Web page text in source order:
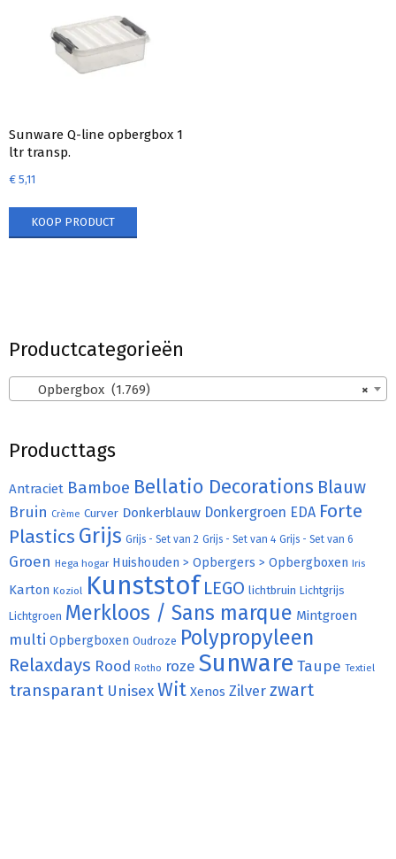
Sunware Q-line opbergbox 1
ltr transp.
€ 5,11
KOOP PRODUCT
Productcategorieën
×
Opbergbox (1.769)
Producttags
Antraciet Bamboe Bellatio Decorations Blauw
Bruin Crème Curver Donkerblauw Donkergroen EDA Forte
Plastics Grijs Grijs - Set van 2 Grijs - Set van 4 Grijs - Set van 6
Groen Hega hogar Huishouden > Opbergers > Opbergboxen Iris
Karton Koziol Kunststof LEGO lichtbruin Lichtgrijs
Lichtgroen Merkloos / Sans marque Mintgroen
multi Opbergboxen Oudroze Polypropyleen
Relaxdays Rood Rotho roze Sunware Taupe Textiel
transparant UnisexWit Xenos Zilver zwart